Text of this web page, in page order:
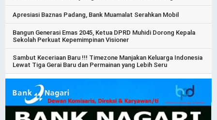
Apresiasi Baznas Padang, Bank Muamalat Serahkan Mobil
Bangun Generasi Emas 2045, Ketua DPRD Muhidi Dorong Kepala
Sekolah Perkuat Kepemimpinan Visioner
Sambut Keceriaan Baru !!! Timezone Manjakan Keluarga Indonesia
Lewat Tiga Gerai Baru dan Permainan yang Lebih Seru